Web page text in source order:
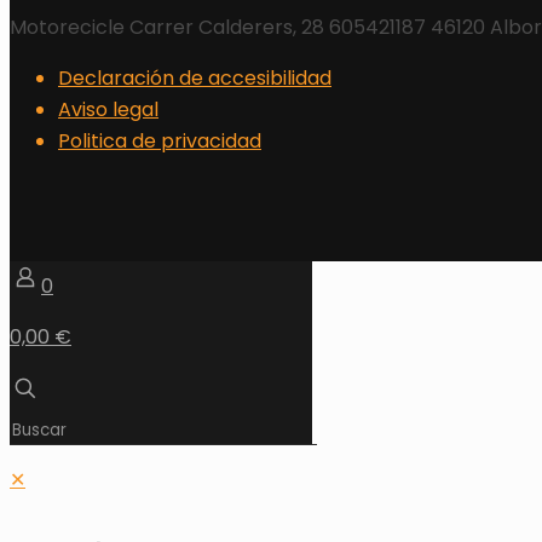
Motorecicle Carrer Calderers, 28 605421187 46120
Declaración de accesibilidad
Aviso legal
Politica de privacidad
0
0,00 €
✕